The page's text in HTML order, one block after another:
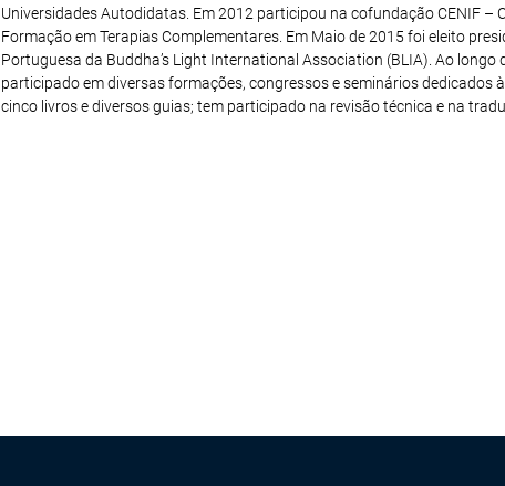
Universidades Autodidatas. Em 2012 participou na cofundação CENIF –
Formação em Terapias Complementares. Em Maio de 2015 foi eleito
Portuguesa da Buddha’s Light International Association (BLIA). Ao longo
participado em diversas formações, congressos e seminários dedicados
cinco livros e diversos guias; tem participado na revisão técnica e na